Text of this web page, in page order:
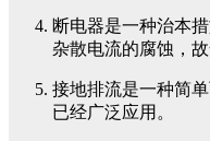
断电器是一种治本
杂散电流的腐蚀，
接地排流是一种简
已经广泛应用。